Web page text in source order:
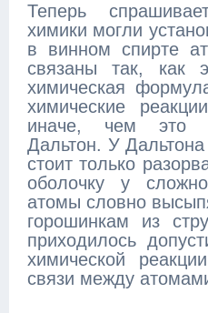
Теперь
химики могли
в винном спирте
связаны так, как
химическая
химические
иначе, чем это
Дальтон. У
стоит только
оболочку у
атомы словно
горошинкам из
приходилось
химической
связи между